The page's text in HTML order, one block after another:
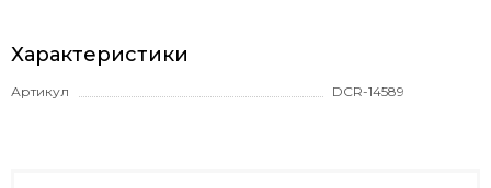
Характеристики
Артикул DCR-14589